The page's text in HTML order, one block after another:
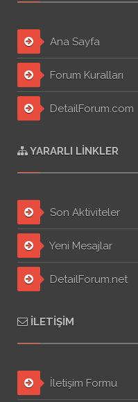
Ana Sayfa
Forum Kuralları
DetailForum.com
YARARLI LINKLER
Son Aktiviteler
Yeni Mesajlar
DetailForum.net
İLETIŞIM
İletişim Formu